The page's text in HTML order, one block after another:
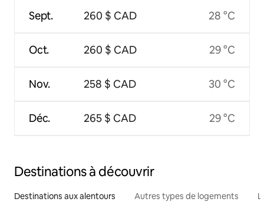
Sept.
Oct.
Nov.
Déc.
260 $ CAD
260 $ CAD
258 $ CAD
265 $ CAD
28 °C
29 °C
30 °C
29 °C
Destinations à découvrir
Destinations aux alentours Autres types de logements